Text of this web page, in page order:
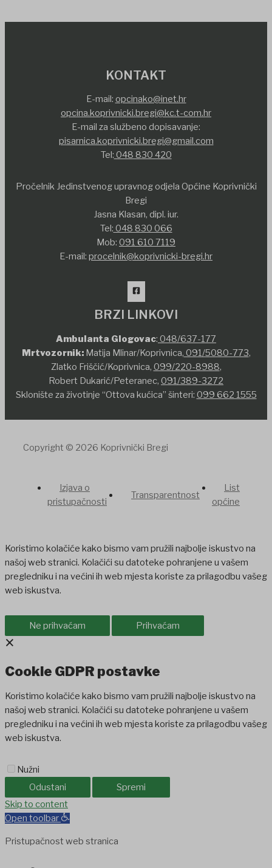
KONTAKT
E-mail: opcinako@inet.hr
opcina.koprivnicki.bregi@kc.t-com.hr
E-mail za službeno dopisavanje:
pisarnica.koprivnicki.bregi@gmail.com
Tel: 048 830 420
Pročelnik Jedinstvenog upravnog odjela Općine Koprivnički
Bregi
Jasna Klasan, dipl. iur.
Tel: 048 830 066
Mob: 091 610 7119
E-mail: procelnik@koprivnicki-bregi.hr
BRZI LINKOVI
Ambulanta Glogovac: 048/637-177
Mrtvozornik:Matija Mlinar/Koprivnica, 091/5080-773,
Zlatko Friščić/Koprivnica, 099/220-8988,
Robert Dukarić/Peteranec, 091/389-3272
Sklonište za životinje “Ottova kućica” šinteri: 099 662 1555
Copyright © 2026 Koprivnički Bregi
Izjava o
pristupačnosti
Transparentnost
List
općine
Koristimo kolačiće kako bismo vam pružili najbolje iskustvo na
našoj web stranici. Kolačići su datoteke pohranjene u vašem
pregledniku i na većini ih web mjesta koriste za prilagodbu vašeg
web iskustva.
Ne prihvaćam Prihvaćam
×
Cookie GDPR postavke
Koristimo kolačiće kako bismo vam pružili najbolje iskustvo na
našoj web stranici. Kolačići su datoteke pohranjene u vašem
pregledniku i na većini ih web mjesta koriste za prilagodbu vašeg
web iskustva.
Nužni
Odustani
Spremi
betparkcasibom
Skip to content
Open toolbar
Pristupačnost web stranica